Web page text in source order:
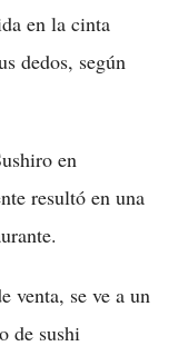
en la cinta
dedos, según
en
resultó en una
venta, se ve a un
de sushi